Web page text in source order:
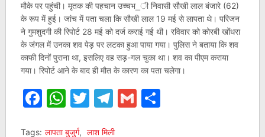
मौके पर पहुंची। मृतक की पहचान उच्चभ_ी निवासी सौखी लाल बंजारे (62)
के रूप में हुई। जांच में पता चला कि सौखी लाल 19 मई से लापता थे। परिजन
ने गुमशुदगी की रिपोर्ट 28 मई को दर्ज कराई गई थी। रविवार को कोरबी खोंधरा
के जंगल में उनका शव पेड़ पर लटका हुआ पाया गया। पुलिस ने बताया कि शव
काफी दिनों पुराना था, इसलिए वह सड़-गल चुका था। शव का पीएम कराया
गया। रिपोर्ट आने के बाद ही मौत के कारण का पता चलेगा।
Facebook
WhatsApp
Twitter
Telegram
GmailShare
Tags: लापता बुजुर्ग, लाश मिली